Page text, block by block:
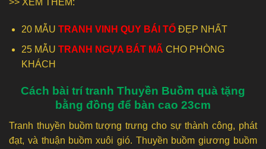
>> XEM THÊM:
20 MẪU TRANH VINH QUY BÁI TỔ ĐẸP NHẤT
25 MẪU TRANH NGỰA BÁT MÃ CHO PHÒNG
KHÁCH
Cách bài trí tranh Thuyền Buồm quà tặng
bằng đồng để bàn cao 23cm
Tranh thuyền buồm tượng trưng cho sự thành công, phát
đạt, và thuận buồm xuôi gió. Thuyền buồm giương buồm